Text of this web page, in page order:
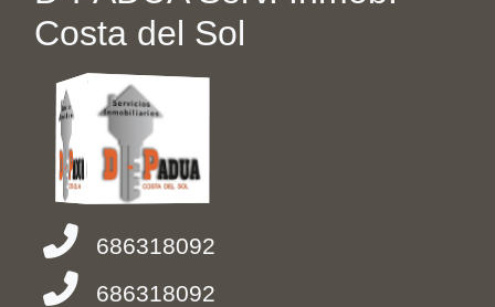
Costa del Sol
686318092
686318092